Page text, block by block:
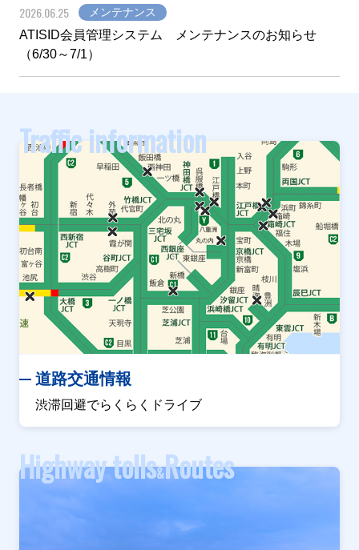
2026.06.25 メンテナンス
ATISID会員管理システム メンテナンスのお知らせ
（6/30～7/1）
Traffic information
道路交通情報
渋滞回避でらくらくドライブ
Highway tolls&Routes